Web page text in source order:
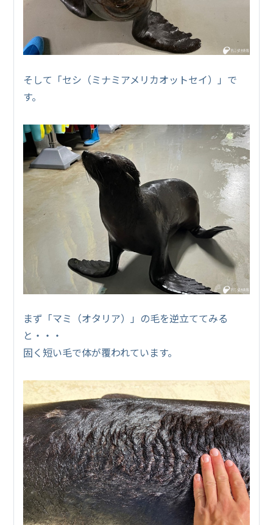
そして「セシ（ミナミアメリカオットセイ）」で
す。
まず「マミ（オタリア）」の毛を逆立ててみる
と・・・
固く短い毛で体が覆われています。